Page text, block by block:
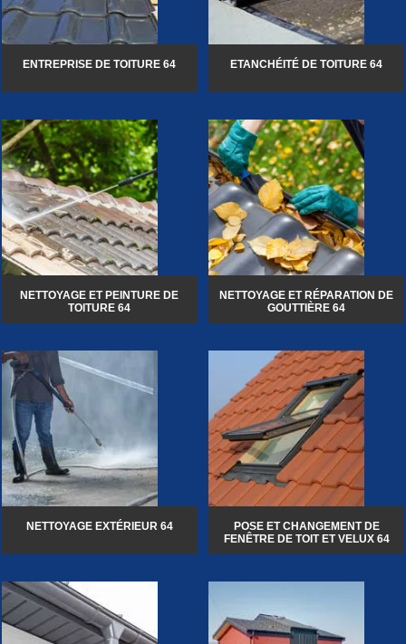
ENTREPRISE DE TOITURE 64 ETANCHÉITÉ DE TOITURE 64
NETTOYAGE ET PEINTURE DE
TOITURE 64
NETTOYAGE ET RÉPARATION DE
GOUTTIÈRE 64
NETTOYAGE EXTÉRIEUR 64
POSE ET CHANGEMENT DE
FENÊTRE DE TOIT ET VELUX 64